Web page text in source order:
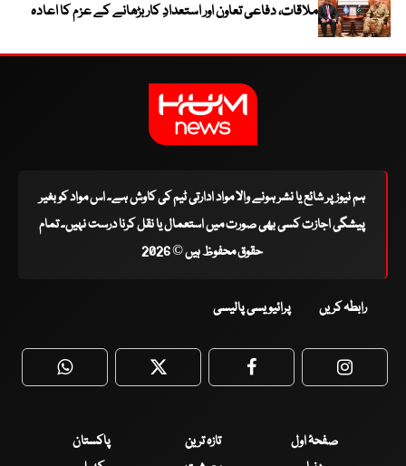
ملاقات، دفاعی تعاون اور استعدادِ کار بڑھانے کے عزم کا اعادہ
ہم نیوز پر شائع یا نشر ہونے والا مواد ادارتی ٹیم کی کاوش ہے۔ اس مواد کو بغیر
پیشگی اجازت کسی بھی صورت میں استعمال یا نقل کرنا درست نہیں۔ تمام
حقوق محفوظ ہیں © 2026
رابطہ کریں پرائیویسی پالیسی
WhatsApp Twitter Facebook
صفحۂ اول تازہ ترین
پاکستان